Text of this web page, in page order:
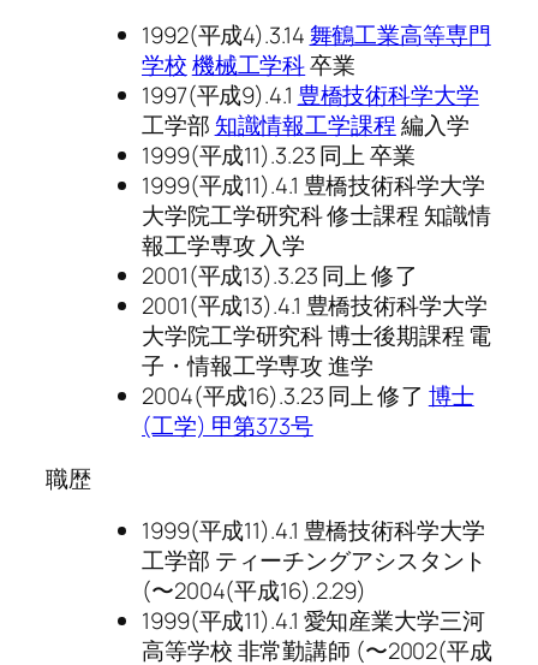
1992(平成4).3.14 舞鶴工業高等専門
学校機械工学科卒業
1997(平成9).4.1 豊橋技術科学大学
工学部知識情報工学課程編入学
1999(平成11).3.23 同上 卒業
1999(平成11).4.1 豊橋技術科学大学
大学院工学研究科 修士課程 知識情
報工学専攻 入学
2001(平成13).3.23 同上 修了
2001(平成13).4.1 豊橋技術科学大学
大学院工学研究科 博士後期課程 電
子・情報工学専攻 進学
2004(平成16).3.23 同上 修了 博士
(工学) 甲第373号
職歴
1999(平成11).4.1 豊橋技術科学大学
工学部 ティーチングアシスタント
(〜2004(平成16).2.29)
1999(平成11).4.1 愛知産業大学三河
高等学校 非常勤講師 (〜2002(平成